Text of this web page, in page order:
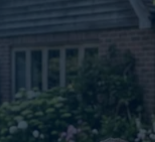
🇹🇷 TR 🇬🇧